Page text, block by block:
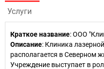
Услуги
Краткое название:ООО
Описание: Клиника
располагается в Северном
Учреждение выступает в